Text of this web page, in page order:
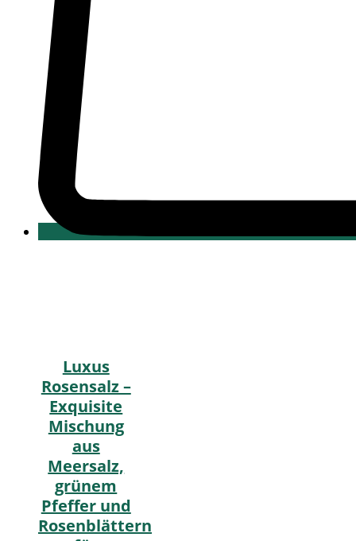
Luxus
Rosensalz –
Exquisite
Mischung
aus
Meersalz,
grünem
Pfeffer und
Rosenblättern